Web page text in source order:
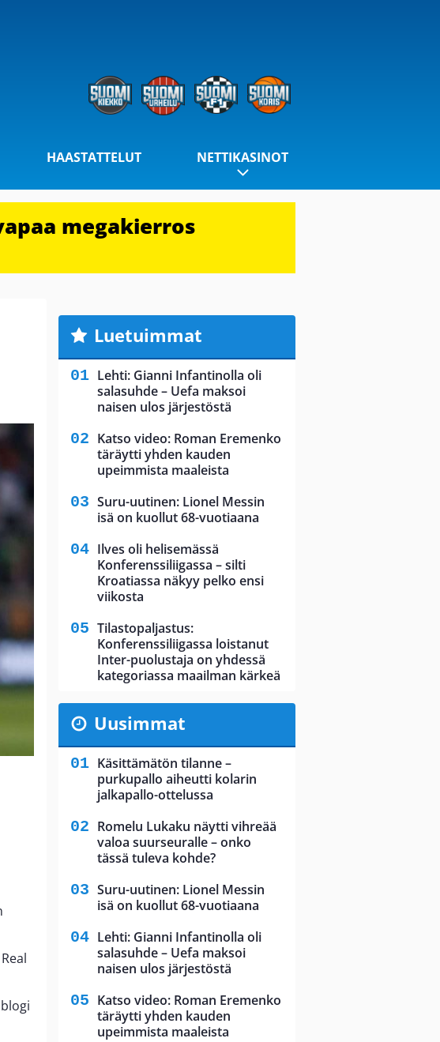
HAASTATTELUT NETTIKASINOT
megakierros
Luetuimmat
Lehti: Gianni Infantinolla oli
salasuhde – Uefa maksoi
naisen ulos järjestöstä
Katso video: Roman Eremenko
täräytti yhden kauden
upeimmista maaleista
Suru-uutinen: Lionel Messin
isä on kuollut 68-vuotiaana
Ilves oli helisemässä
Konferenssiliigassa – silti
Kroatiassa näkyy pelko ensi
viikosta
Tilastopaljastus:
Konferenssiliigassa loistanut
Inter-puolustaja on yhdessä
kategoriassa maailman kärkeä
Uusimmat
Käsittämätön tilanne –
purkupallo aiheutti kolarin
jalkapallo-ottelussa
Romelu Lukaku näytti vihreää
valoa suurseuralle – onko
tässä tuleva kohde?
Suru-uutinen: Lionel Messin
isä on kuollut 68-vuotiaana
Lehti: Gianni Infantinolla oli
salasuhde – Uefa maksoi
naisen ulos järjestöstä
Katso video: Roman Eremenko
täräytti yhden kauden
upeimmista maaleista